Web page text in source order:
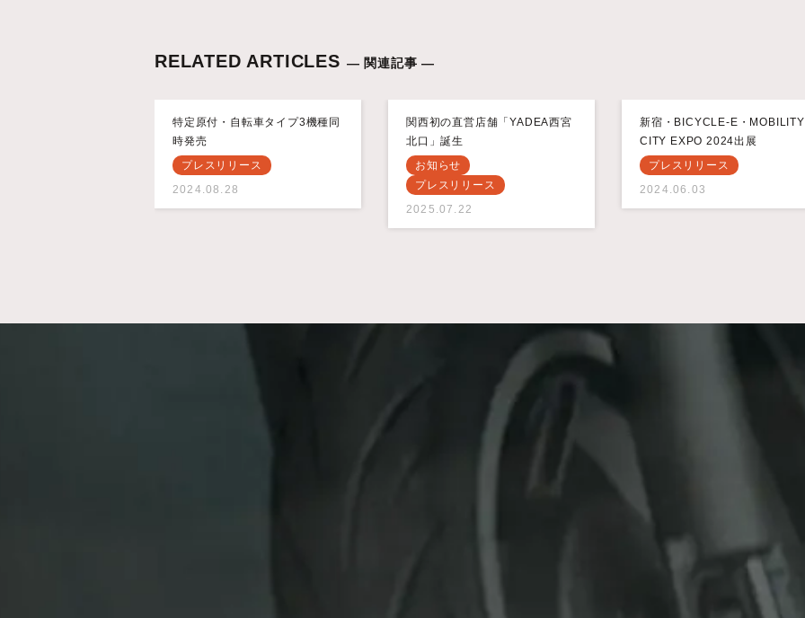
RELATED ARTICLES — 関連記事 —
特定原付・自転車タイプ3機種同
時発売
プレスリリース
2024.08.28
関西初の直営店舗「YADEA西宮
北口」誕生
お知らせ
プレスリリース
2025.07.22
新宿・BICYCLE-E・MOBILITY
CITY EXPO 2024出展
プレスリリース
2024.06.03